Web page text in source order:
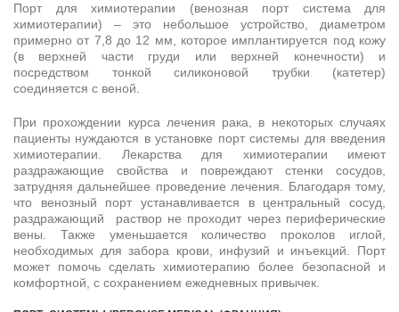
Порт для химиотерапии (венозная порт система для
химиотерапии) – это небольшое устройство, диаметром
примерно от 7,8 до 12 мм, которое имплантируется под кожу
(в верхней части груди или верхней конечности) и
посредством тонкой силиконовой трубки (катетер)
соединяется с веной.
При прохождении курса лечения рака, в некоторых случаях
пациенты нуждаются в установке порт системы для введения
химиотерапии. Лекарства для химиотерапии имеют
раздражающие свойства и повреждают стенки сосудов,
затрудняя дальнейшее проведение лечения. Благодаря тому,
что венозный порт устанавливается в центральный сосуд,
раздражающий раствор не проходит через периферические
вены. Также уменьшается количество проколов иглой,
необходимых для забора крови, инфузий и инъекций. Порт
может помочь сделать химиотерапию более безопасной и
комфортной, с сохранением ежедневных привычек.